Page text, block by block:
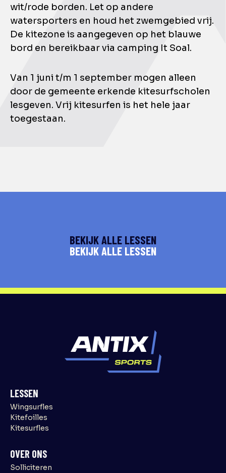
wit/rode borden. Let op andere
watersporters en houd het zwemgebied vrij.
De kitezone is aangegeven op het blauwe
bord en bereikbaar via camping It Soal.
Van 1 juni t/m 1 september mogen alleen
door de gemeente erkende kitesurfscholen
lesgeven. Vrij kitesurfen is het hele jaar
toegestaan.
BEKIJK ALLE LESSEN
LESSEN
Wingsurfles
Kitefoilles
Kitesurfles
OVER ONS
Solliciteren